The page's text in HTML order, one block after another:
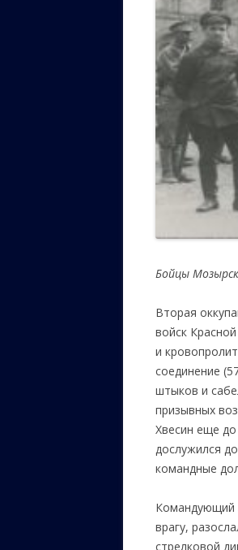
Бойцы
Вторая
войск
и
соединение
штыков и
призывных
Хвесин еще
дослужился
командные
Командующий
врагу,
стрелковой